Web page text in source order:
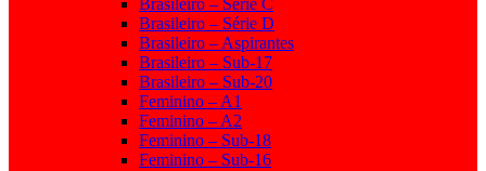
Brasileiro – Série D
Brasileiro – Aspirantes
Brasileiro – Sub-17
Brasileiro – Sub-20
Feminino – A1
Feminino – A2
Feminino – Sub-18
Feminino – Sub-16